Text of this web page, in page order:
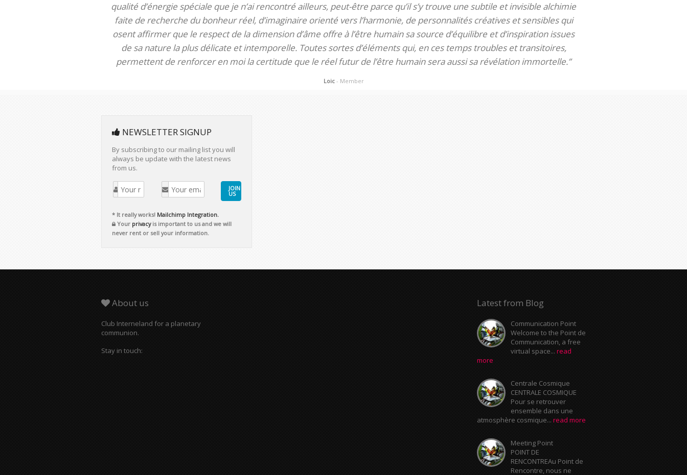
qualité d’énergie spéciale que je n’ai rencontré ailleurs, peut-être parce qu’il s’y trouve une subtile et invisible alchimie
faite de recherche du bonheur réel, d’imaginaire orienté vers l’harmonie, de personnalités créatives et sensibles qui
osent affirmer que le respect de la dimension d’âme offre à l’être humain sa source d’équilibre et d’inspiration issues
de sa nature la plus délicate et intemporelle. Toutes sortes d’éléments qui, en ces temps troubles et transitoires,
permettent de renforcer en moi la certitude que le réel futur de l’être humain sera aussi sa révélation immortelle.”
Loic - Member
NEWSLETTER SIGNUP
By subscribing to our mailing list you will
always be update with the latest news
from us.
JOIN
US
* It really works! Mailchimp Integration.
Your privacyis important to us and we will
never rent or sell your information.
About us
Club Interneland for a planetary
communion.
Stay in touch:
Latest from Blog
Communication Point
Welcome to the Point de
Communication, a free
virtual space... read
more
Centrale Cosmique
CENTRALE COSMIQUE
Pour se retrouver
ensemble dans une
atmosphère cosmique... read more
Meeting Point
POINT DE
RENCONTREAu Point de
Rencontre, nous ne